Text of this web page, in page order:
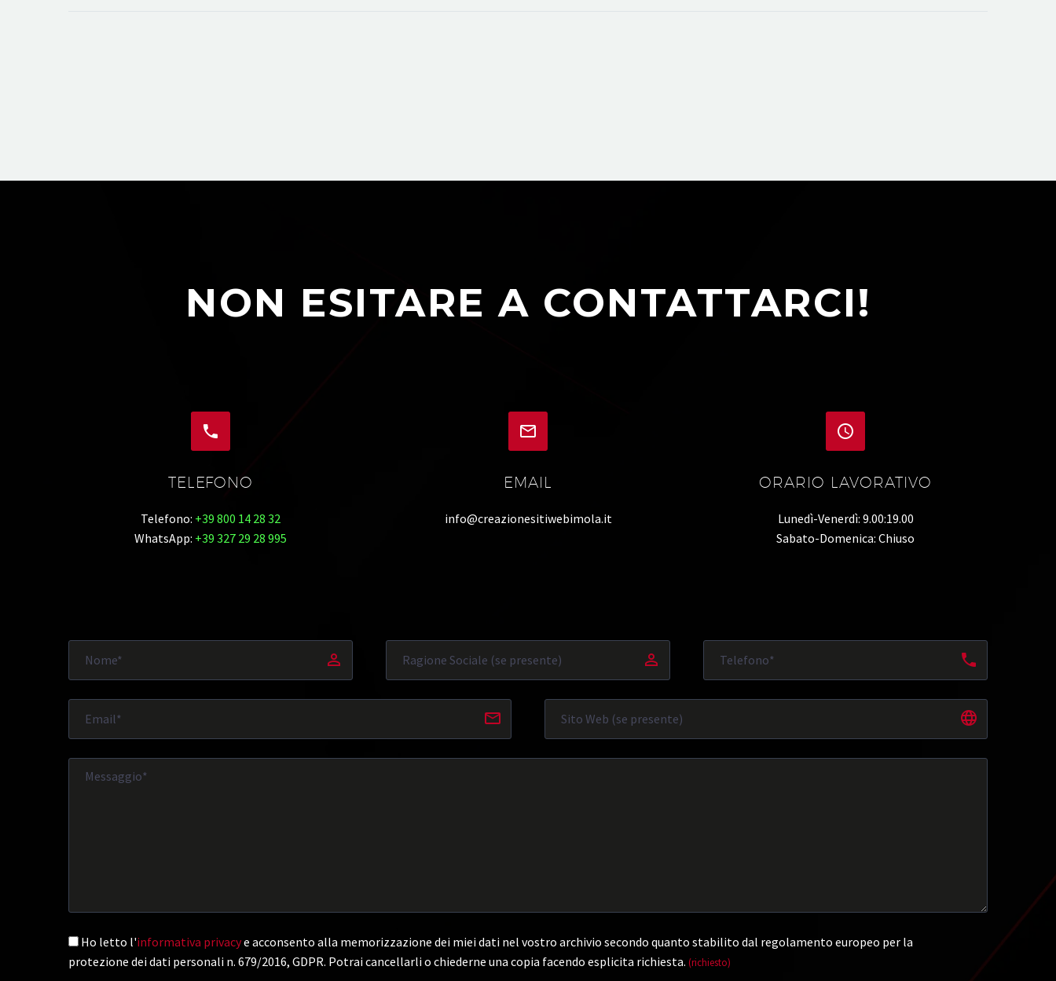
NON ESITARE A CONTATTARCI!


TELEFONO
Telefono: +39 800 14 28 32
WhatsApp: +39 327 29 28 995


EMAIL
info@creazionesitiwebimola.it


ORARIO LAVORATIVO
Lunedì-Venerdì: 9.00:19.00
Sabato-Domenica: Chiuso
Ho letto l'informativa privacye acconsento alla memorizzazione dei miei dati nel vostro archivio secondo quanto stabilito dal regolamento europeo per la
protezione dei dati personali n. 679/2016, GDPR. Potrai cancellarli o chiederne una copia facendo esplicita richiesta. (richiesto)